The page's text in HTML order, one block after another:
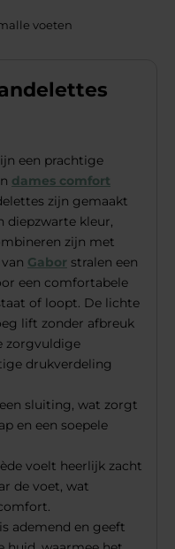
voeten
een prachtige
dames comfort
zijn gemaakt
diepzwarte kleur,
zijn met
Gabor stralen een
een comfortabele
of loopt. De lichte
lift zonder afbreuk
zorgvuldige
drukverdeling
sluiting, wat zorgt
en een soepele
voelt heerlijk zacht
de voet, wat
ademend en geeft